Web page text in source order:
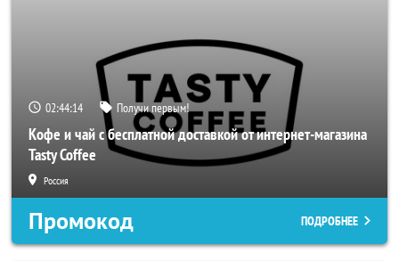
02:44:11 Получи первым!
Кофе и чай с бесплатной доставкой от интернет-магазина
Tasty Coffee
Россия
Промокод ПОДРОБНЕЕ